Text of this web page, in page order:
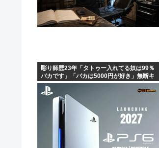
彫り師歴23年「タトゥー入れてる奴は99％
バカです」「バカは5000円が好き」無断キ
ャンセル、挨拶できない、金がない…客層
をぶっちゃけ